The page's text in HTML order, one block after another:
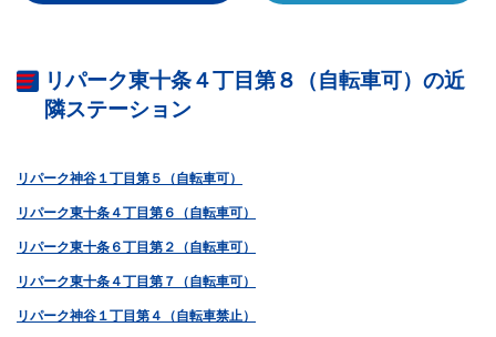
リパーク東十条４丁目第８（自転車可）の近
隣ステーション
リパーク神谷１丁目第５（自転車可）
リパーク東十条４丁目第６（自転車可）
リパーク東十条６丁目第２（自転車可）
リパーク東十条４丁目第７（自転車可）
リパーク神谷１丁目第４（自転車禁止）